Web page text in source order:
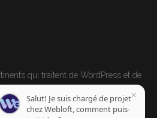
qui traitent de WordPress et de
×
Salut! Je suis chargé de projet
chez Webloft, comment puis-